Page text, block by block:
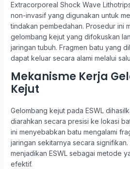
Extracorporeal Shock Wave
non-invasif yang digunakan untuk
tindakan pembedahan. Prosedur ini
gelombang kejut yang difokuskan
jaringan tubuh. Fragmen batu yang
dapat keluar secara alami melalui
Mekanisme Kerja
Kejut
Gelombang kejut pada ESWL
diarahkan secara presisi ke lokasi
ini menyebabkan batu mengalami
jaringan sekitarnya secara signifikan.
menjadikan ESWL sebagai metode
efektif.